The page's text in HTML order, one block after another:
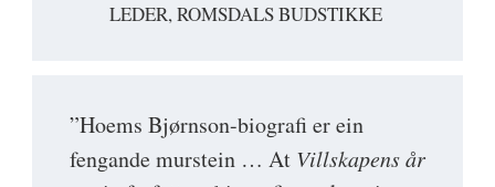
LEDER, ROMSDALS BUDSTIKKE
”Hoems Bjørnson-biografi er ein
fengande murstein … At Villskapens år